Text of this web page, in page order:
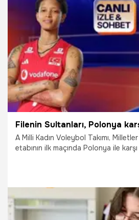
11.07.2026
A Milli Kadın Voleybol Takımı,
etabının ilk maçında Polonya ile